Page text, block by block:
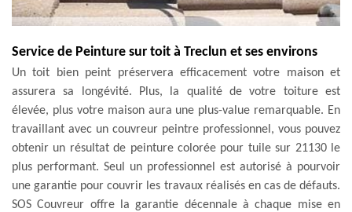
Service de Peinture sur toit à Treclun et ses environs
Un toit bien peint préservera efficacement votre maison et
assurera sa longévité. Plus, la qualité de votre toiture est
élevée, plus votre maison aura une plus-value remarquable. En
travaillant avec un couvreur peintre professionnel, vous pouvez
obtenir un résultat de peinture colorée pour tuile sur 21130 le
plus performant. Seul un professionnel est autorisé à pourvoir
une garantie pour couvrir les travaux réalisés en cas de défauts.
SOS Couvreur offre la garantie décennale à chaque mise en